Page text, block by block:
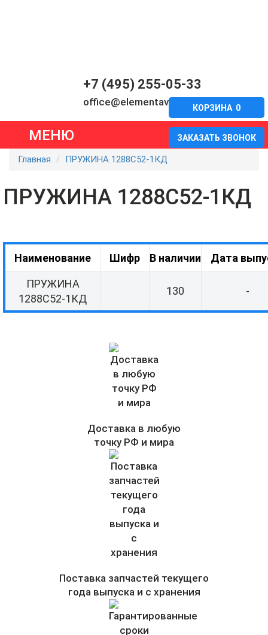
+7 (495) 255-05-33
office@elementavia.ru
ЗАКАЗАТЬ ЗВОНОК
КОРЗИНА 0
МЕНЮ
Главная ПРУЖИНА 1288С52-1КД
ПРУЖИНА 1288С52-1КД
Наименование Шифр В наличии Дата
ПРУЖИНА
1288С52-1КД
130 -
Доставка в любую
точку РФ и мира
Поставка запчастей текущего
года выпуска и с хранения